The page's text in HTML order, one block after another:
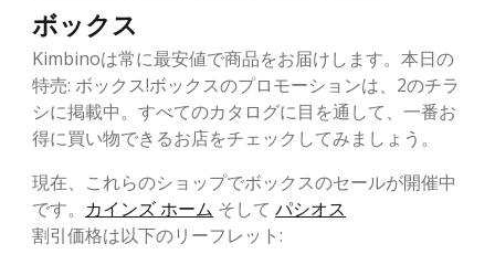
ボックス
Kimbinoは常に最安値で商品をお届けします。本日の
特売: ボックス!ボックスのプロモーションは、2のチラ
シに掲載中。すべてのカタログに目を通して、一番お
得に買い物できるお店をチェックしてみましょう。
現在、これらのショップでボックスのセールが開催中
です。 カインズ ホーム そして パシオス
割引価格は以下のリーフレット: